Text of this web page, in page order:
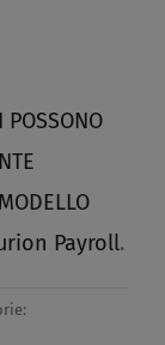
POSSONO
Payroll.